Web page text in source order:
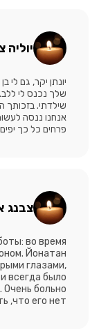
יוליה
יונתן יקר, גם לי
שלך נכנס לי
שילדתי.
אנחנו ננסה
פרחים כל כך
צבנג
во время
Йонатан
глазами,
всегда было
Очень больно
,что его нет